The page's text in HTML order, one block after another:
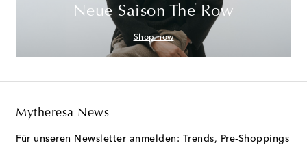
Neue Saison The Row
Shop now
Mytheresa News
Für unseren Newsletter anmelden: Trends, Pre-Shoppings